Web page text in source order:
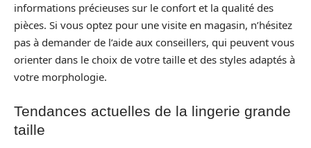
informations précieuses sur le confort et la qualité des
pièces. Si vous optez pour une visite en magasin, n’hésitez
pas à demander de l’aide aux conseillers, qui peuvent vous
orienter dans le choix de votre taille et des styles adaptés à
votre morphologie.
Tendances actuelles de la lingerie grande
taille